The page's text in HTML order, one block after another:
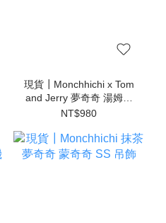
現貨┃Monchhichi x Tom
and Jerry 夢奇奇 湯姆貓
傑利鼠 泰菲 吊飾
NT$980